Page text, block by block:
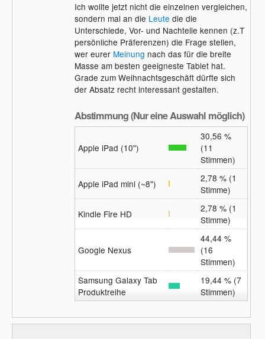
Ich wollte jetzt nicht die einzelnen vergleichen,
sondern mal an die Leute die die
Unterschiede, Vor- und Nachteile kennen (z.T
persönliche Präferenzen) die Frage stellen,
wer eurer Meinung nach das für die breite
Masse am besten geeigneste Tablet hat.
Grade zum Weihnachtsgeschäft dürfte sich
der Absatz recht interessant gestalten.
Abstimmung (Nur eine Auswahl möglich)
Apple iPad (10")
30,56 %
(11
Stimmen)
Apple iPad mini (~8")
2,78 % (1
Stimme)
Kindle Fire HD
2,78 % (1
Stimme)
Google Nexus
44,44 %
(16
Stimmen)
Samsung Galaxy Tab
Produktreihe
19,44 % (7
Stimmen)